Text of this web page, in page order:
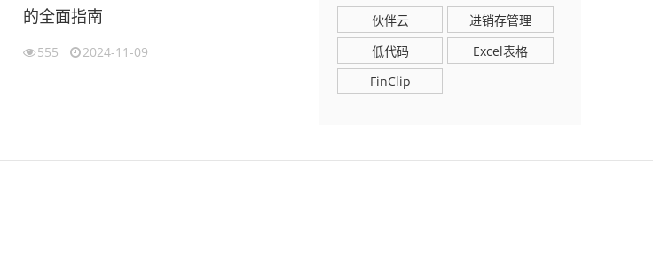
的全面指南
555 2024-11-09
伙伴云
进销存管理
低代码
Excel表格
FinClip